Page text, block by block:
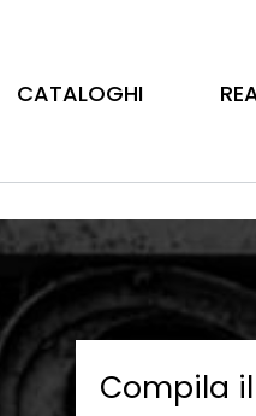
CATALOGHI
Compila